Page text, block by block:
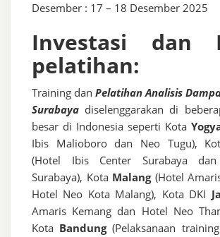
Desember : 17 – 18 Desember 2025
Investasi dan
pelatihan:
Training dan Pelatihan Analisis
Surabaya diselenggarakan di
besar di Indonesia seperti Kota
Ibis Malioboro dan Neo Tugu),
(Hotel Ibis Center Surabaya
Surabaya), Kota Malang(Hotel
Hotel Neo Kota Malang), Kota DKI
Amaris Kemang dan Hotel Neo
Kota Bandung(Pelaksanaan